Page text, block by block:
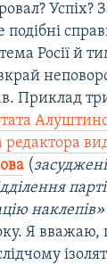
Успіх?
Росії й
Приклад
редактора
(
Я